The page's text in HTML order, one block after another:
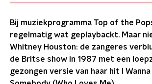
Bij muziekprogramma Top of the
regelmatig wat geplaybackt. Maar
Whitney Houston: de zangeres
de Britse show in 1987 met een
gezongen versie van haar hit I